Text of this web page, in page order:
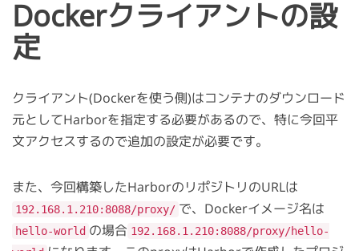
Dockerクライアントの設
定
クライアント(Dockerを使う側)はコンテナのダウンロード
元としてHarborを指定する必要があるので、特に今回平
文アクセスするので追加の設定が必要です。
また、今回構築したHarborのリポジトリのURLは
192.168.1.210:8088/proxy/ で、Dockerイメージ名は
hello-world の場合 192.168.1.210:8088/proxy/hello-